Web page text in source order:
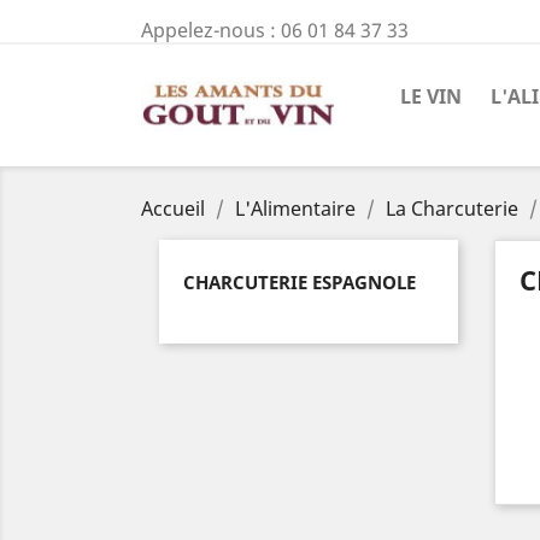
Appelez-nous : 06 01 84 37 33
LE VIN
Accueil L'Alimentaire La Charcuterie
CHARCUTERIE ESPAGNOLE